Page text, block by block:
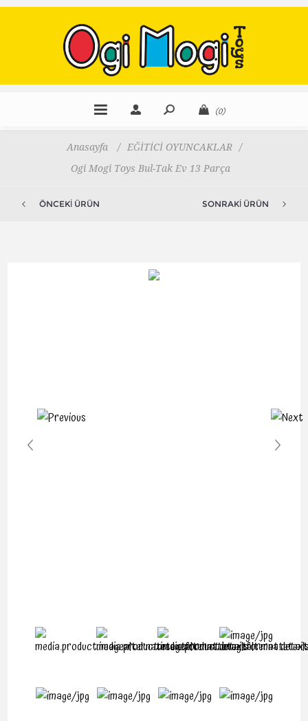
(0)
Anasayfa / EĞİTİCİ OYUNCAKLAR
/
Ogi Mogi Toys Bul-Tak Ev 13 Parça
ÖNCEKI ÜRÜN SONRAKI ÜRÜN